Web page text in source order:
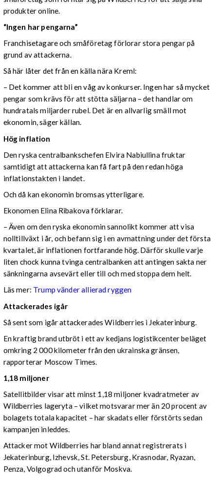
produkter online.
“Ingen har pengarna”
Franchisetagare och småföretag förlorar stora pengar på
grund av attackerna.
Så här låter det från en källa nära Kreml:
– Det kommer att bli en våg av konkurser. Ingen har så mycket
pengar som krävs för att stötta säljarna – det handlar om
hundratals miljarder rubel. Det är en allvarlig smäll mot
ekonomin, säger källan.
Hög inflation
Den ryska centralbankschefen Elvira Nabiullina fruktar
samtidigt att attackerna kan få fart på den redan höga
inflationstakten i landet.
Och då kan ekonomin bromsas ytterligare.
Ekonomen Elina Ribakova förklarar.
– Även om den ryska ekonomin sannolikt kommer att visa
nolltillväxt i år, och befann sig i en avmattning under det första
kvartalet, är inflationen fortfarande hög. Därför skulle varje
liten chock kunna tvinga centralbanken att antingen sakta ner
sänkningarna avsevärt eller till och med stoppa dem helt.
Läs mer: Trump vänder allierad ryggen
Attackerades igår
Så sent som igår attackerades Wildberries i Jekaterinburg.
En kraftig brand utbröt i ett av kedjans logistikcenter beläget
omkring 2 000 kilometer från den ukrainska gränsen,
rapporterar Moscow Times.
1,18 miljoner
Satellitbilder visar att minst 1,18 miljoner kvadratmeter av
Wildberries lageryta – vilket motsvarar mer än 20 procent av
bolagets totala kapacitet – har skadats eller förstörts sedan
kampanjen inleddes.
Attacker mot Wildberries har bland annat registrerats i
Jekaterinburg, Izhevsk, St. Petersburg, Krasnodar, Ryazan,
Penza, Volgograd och utanför Moskva.